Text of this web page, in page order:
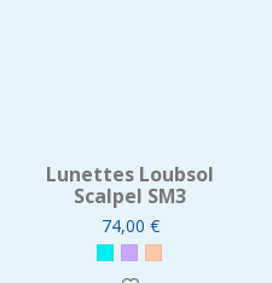
Lunettes Loubsol
Scalpel SM3
74,00 €